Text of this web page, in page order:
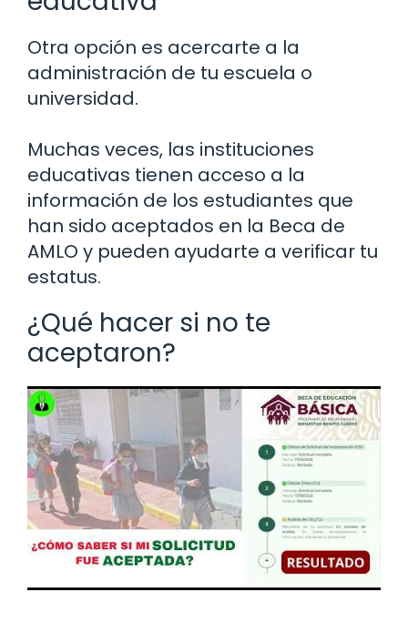
Otra opción es acercarte a la
administración de tu escuela o
universidad.
Muchas veces, las instituciones
educativas tienen acceso a la
información de los estudiantes que
han sido aceptados en la Beca de
AMLO y pueden ayudarte a verificar tu
estatus.
¿Qué hacer si no te
aceptaron?